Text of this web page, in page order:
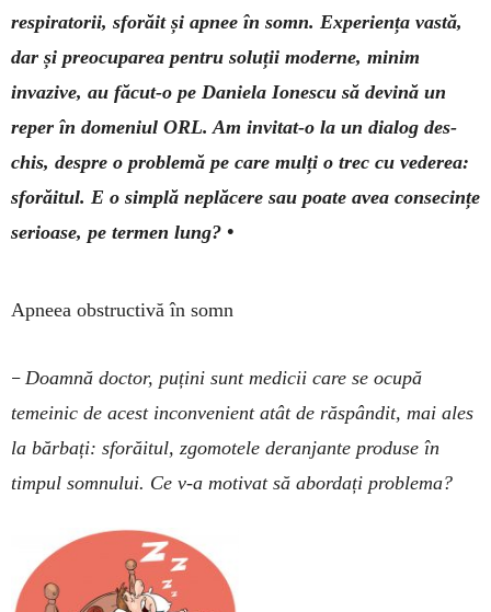
respiratorii, sforăit și apnee în somn. Experiența vastă,
dar și pre­ocuparea pentru soluții moderne, minim
invazive, au făcut-o pe Daniela Io­nescu să devină un
reper în domeniul ORL. Am invitat-o la un dialog des­
chis, despre o problemă pe care mulți o trec cu vederea:
sforăitul. E o simplă neplăcere sau poate avea consecințe
serioase, pe termen lung? •
Apneea obstructivă în somn
– Doamnă doctor, puțini sunt medicii care se ocupă
temeinic de acest inconvenient atât de răs­pândit, mai ales
la bărbați: sforăitul, zgomotele deranjante produse în
timpul somnului. Ce v-a motivat să abordați problema?